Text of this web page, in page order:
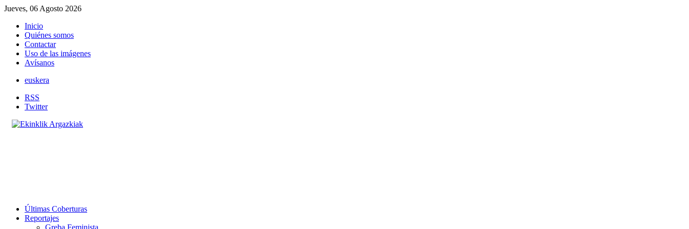
Jueves, 06 Agosto 2026
Inicio
Quiénes somos
Contactar
Uso de las imágenes
Avísanos
euskera
RSS
Twitter
Últimas Coberturas
Reportajes
Greba Feminista